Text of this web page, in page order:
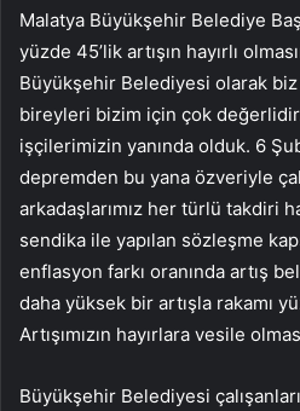
Malatya Büyükşehir Belediye
yüzde 45’lik artışın hayırlı
Büyükşehir Belediyesi olarak
bireyleri bizim için çok
işçilerimizin yanında olduk. 6
depremden bu yana özveriyle
arkadaşlarımız her türlü takdiri
sendika ile yapılan sözleşme
enflasyon farkı oranında artış
daha yüksek bir artışla rakamı
Artışımızın hayırlara vesile
Büyükşehir Belediyesi